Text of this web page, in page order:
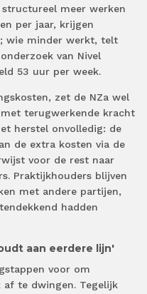
meer werken
per jaar, krijgen
wie minder werkt, telt
van Nivel
53 uur per week.
zet de NZa wel
terugwerkende kracht
herstel onvolledig: de
de extra kosten via de
voor de rest naar
Praktijkhouders blijven
met andere partijen,
hadden
aan eerdere lijn'
voor om
af te dwingen. Tegelijk